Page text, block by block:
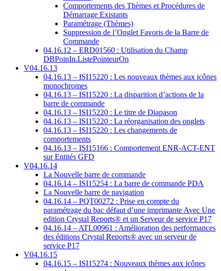
Comportements des Thèmes et Procédures de
Démarrage Existants
Paramétrage (Thèmes)
Suppression de l’Onglet Favoris de la Barre de
Commande
04.16.12 – ERD01560 : Utilisation du Champ
DBPoinIn.ListePointeurOn
V04.16.13
04.16.13 – ISI15220 : Les nouveaux thèmes aux icônes
monochromes
04.16.13 – ISI15220 : La disparition d’actions de la
barre de commande
04.16.13 – ISI15220 : Le titre de Diapason
04.16.13 – ISI15220 : La réorganisation des onglets
04.16.13 – ISI15220 : Les changements de
comportements
04.16.13 – ISI15166 : Comportement ENR-ACT-ENT
sur Entités GFD
V04.16.14
La Nouvelle barre de commande
04.16.14 – ISI15254 : La barre de commande PDA
La Nouvelle barre de navigation
04.16.14 – PQT00272 : Prise en compte du
paramétrage du bac défaut d’une imprimante Avec Une
edition Crystal Reports® et un Serveur de service P17
04.16.14 – ATL00961 : Amélioration des performances
des éditions Crystal Reports® avec un serveur de
service P17
V04.16.15
04.16.15 – ISI15274 : Nouveaux thèmes aux icônes